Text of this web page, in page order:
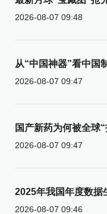
2026-08-07 09:48
从“中国神器”看中国
2026-08-07 09:47
国产新药为何被全球“
2026-08-07 09:47
2025年我国年度数据
2026-08-07 09:46